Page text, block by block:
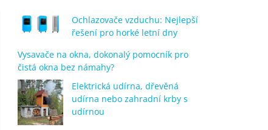
Ochlazovače vzduchu: Nejlepší
řešení pro horké letní dny
Vysavače na okna, dokonalý pomocník pro
čistá okna bez námahy?
Elektrická udírna, dřevěná
udírna nebo zahradní krby s
udírnou